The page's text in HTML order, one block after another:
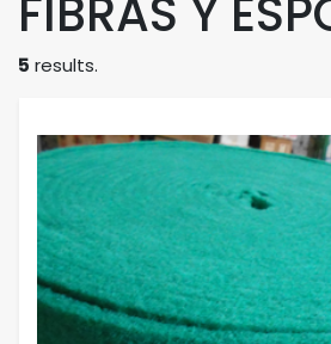
FIBRAS Y
5 results.